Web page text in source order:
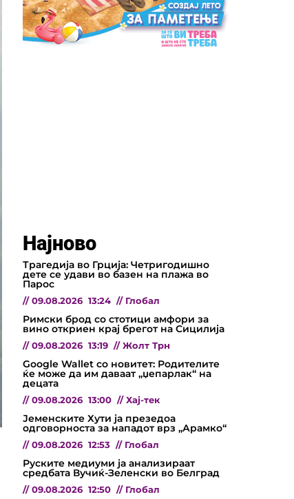
Најново
Трагедија во Грција: Четригодишно
дете се удави во базен на плажа во
Парос
// 09.08.2026 13:24 // Глобал
Римски брод со стотици амфори за
вино откриен крај брегот на Сицилија
// 09.08.2026 13:19 // Жолт Трн
Google Wallet со новитет: Родителите
ќе може да им даваат „џепарлак“ на
децата
// 09.08.2026 13:00 // Хај-тек
Јеменските Хути ја презедоа
одговорноста за нападот врз „Арамко“
// 09.08.2026 12:53 // Глобал
Руските медиуми ја анализираат
средбата Вучиќ-Зеленски во Белград
// 09.08.2026 12:50 // Глобал